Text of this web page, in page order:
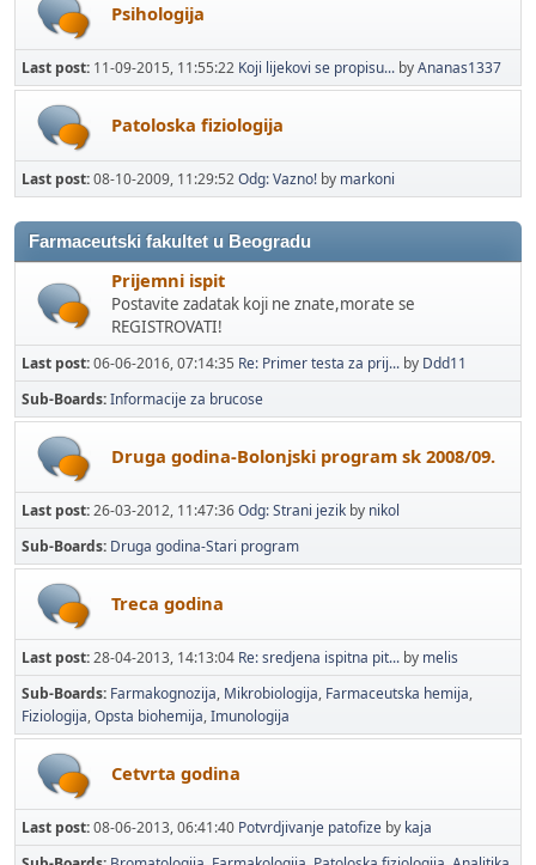
Psihologija
Last post: 11-09-2015, 11:55:22 Koji lijekovi se propisu... byAnanas1337
Patoloska fiziologija
Last post:08-10-2009, 11:29:52Odg: Vazno! by markoni
Farmaceutski fakultet u Beogradu
Prijemni ispit
Postavite zadatak koji ne znate,morate se
REGISTROVATI!
Last post:06-06-2016, 07:14:35 Re: Primer testa za prij... by Ddd11
Sub-Boards Informacije za brucose
Druga godina-Bolonjski program sk 2008/09.
Last post:26-03-2012, 11:47:36Odg: Strani jezik by nikol
Sub-Boards Druga godina-Stari program
Treca godina
Last post:28-04-2013, 14:13:04 Re: sredjena ispitna pit... by melis
Sub-Boards Farmakognozija Mikrobiologija Farmaceutska hemija
Fiziologija Opsta biohemija Imunologija
Cetvrta godina
Last post:08-06-2013, 06:41:40 Potvrdjivanje patofize by kaja